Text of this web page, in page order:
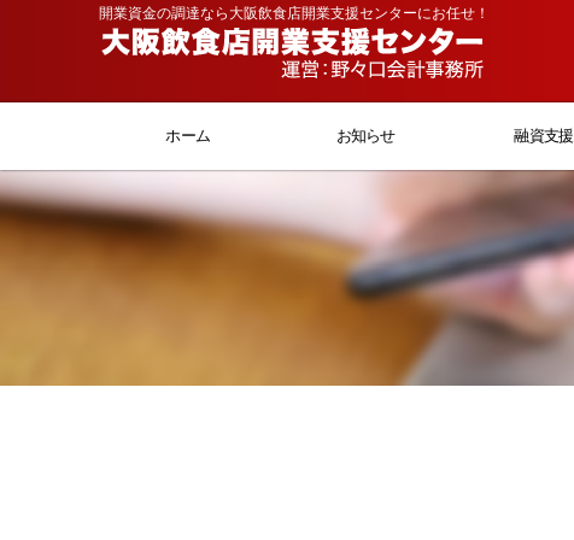
開業資金の調達なら大阪飲食店開業支援センターにお任せ！
ホーム お知らせ 融資支援